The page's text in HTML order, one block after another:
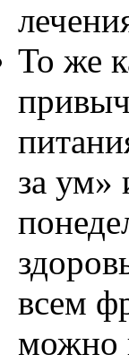
То же
за ум»
всем
можно